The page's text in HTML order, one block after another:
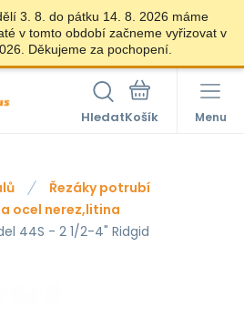
3. 8. do pátku 14. 8. 2026 máme
v tomto období začneme vyřizovat v
Děkujeme za pochopení.
Hledat Menu
Řezáky potrubí
ocel nerez,litina
44S - 2 1/2-4" Ridgid